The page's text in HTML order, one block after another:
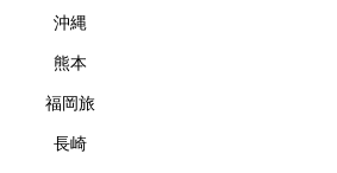
沖縄
熊本
福岡旅
長崎